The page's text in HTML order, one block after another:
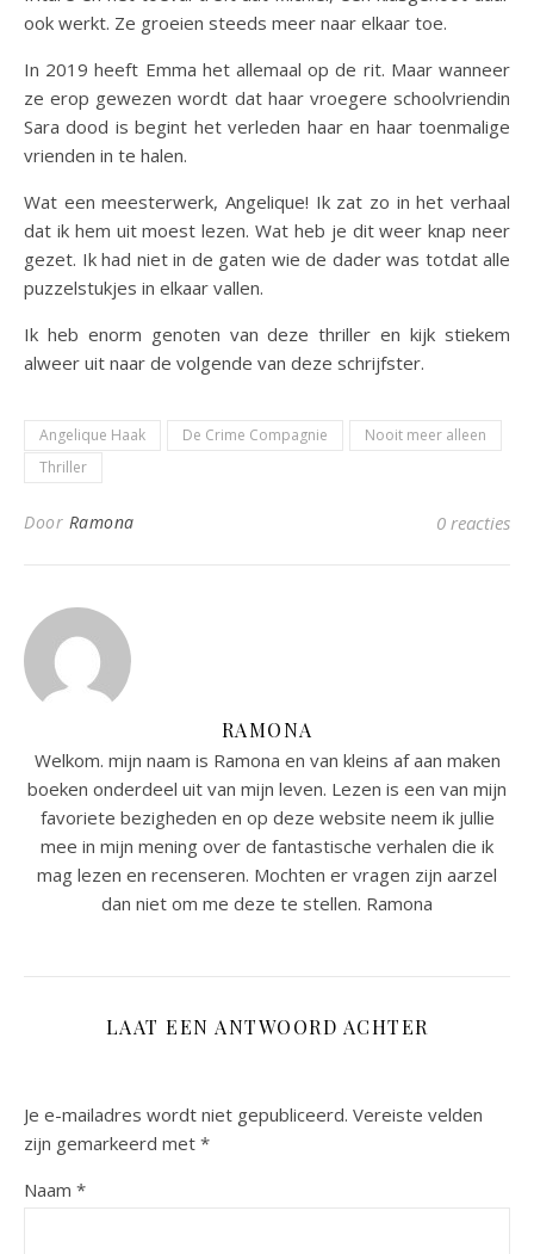
ook werkt. Ze groeien steeds meer naar elkaar toe.
In 2019 heeft Emma het allemaal op de rit. Maar wanneer
ze erop gewezen wordt dat haar vroegere schoolvriendin
Sara dood is begint het verleden haar en haar toenmalige
vrienden in te halen.
Wat een meesterwerk, Angelique! Ik zat zo in het verhaal
dat ik hem uit moest lezen. Wat heb je dit weer knap neer
gezet. Ik had niet in de gaten wie de dader was totdat alle
puzzelstukjes in elkaar vallen.
Ik heb enorm genoten van deze thriller en kijk stiekem
alweer uit naar de volgende van deze schrijfster.
Angelique Haak De Crime Compagnie
Nooit meer alleen
Thriller
Door Ramona 0 reacties
RAMONA
Welkom. mijn naam is Ramona en van kleins af aan maken
boeken onderdeel uit van mijn leven. Lezen is een van mijn
favoriete bezigheden en op deze website neem ik jullie
mee in mijn mening over de fantastische verhalen die ik
mag lezen en recenseren. Mochten er vragen zijn aarzel
dan niet om me deze te stellen. Ramona
LAAT EEN ANTWOORD ACHTER
Je e-mailadres wordt niet gepubliceerd. Vereiste velden
zijn gemarkeerd met *
Naam *